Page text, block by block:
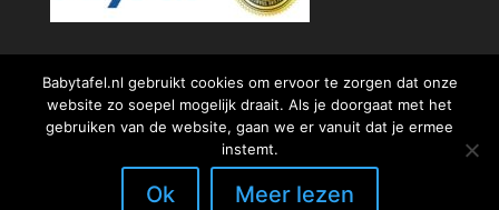
Ontworpen door Elegant Themes| Ondersteund
Babytafel.nl gebruikt cookies om ervoor te zorgen dat onze
website zo soepel mogelijk draait. Als je doorgaat met het
gebruiken van de website, gaan we er vanuit dat je ermee
instemt.
Ok Meer lezen